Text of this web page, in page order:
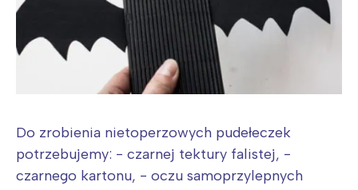
Do zrobienia nietoperzowych pudełeczek
potrzebujemy: - czarnej tektury falistej, -
czarnego kartonu, - oczu samoprzylepnych